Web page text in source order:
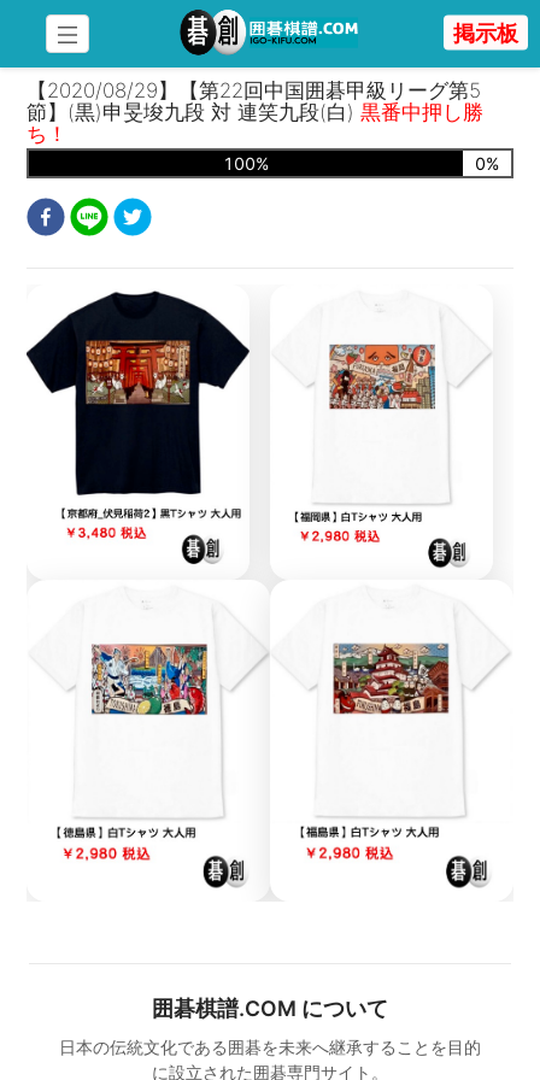
掲示板
【2020/08/29】【第22回中国囲碁甲級リーグ第5
節】(黒)申旻埈九段 対 連笑九段(白)黒番中押し勝
ち！
100% 0%
囲碁棋譜.COM について
日本の伝統文化である囲碁を未来へ継承することを目的
に設立された囲碁専門サイト。